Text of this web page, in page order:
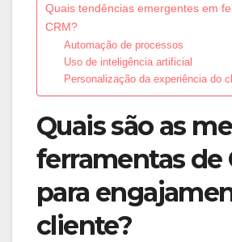
Quais tendências emergentes em
CRM?
Automação de processos
Uso de inteligência artificial
Personalização da experiência do
Quais são as
ferramentas de
para
cliente?